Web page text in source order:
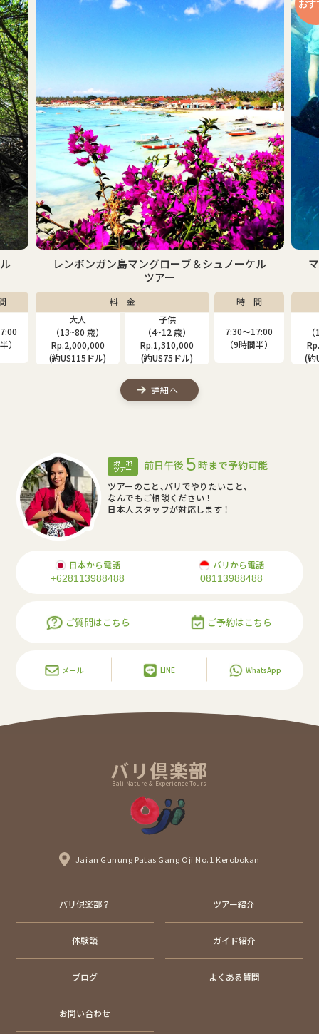
）
レンボンガン島マングローブ＆シュノーケル
ツアー
料 金
大人
（13~80 歳）
Rp.2,000,000
(約US115ドル)
子供
（4~12 歳）
Rp.1,310,000
(約US75ドル)
時 間
7:30〜17:00
（9時間半）
詳細へ
お
(約
現 地
ツアー 前日午後 5時まで予約可能
ツアーのこと､バリでやりたいこと､
なんでもご相談ください！
日本人スタッフが対応します！
日本から電話
+628113988488
バリから電話
08113988488
ご質問はこちら ご予約はこちら
メール LINE WhatsApp
バリ倶楽部
Bali Nature & Experience Tours
Jaian Gunung Patas Gang Oji No.1 Kerobokan
バリ倶楽部？ ツアー紹介
体験談 ガイド紹介
ブログ よくある質問
お問い合わせ